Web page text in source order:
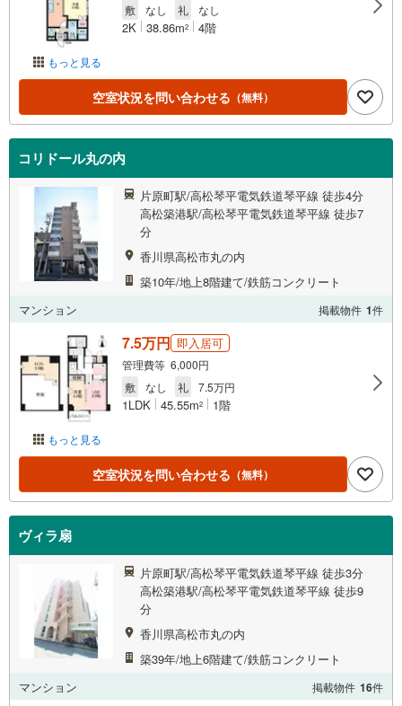
もっと見る
敷
なし 礼 なし
2K 38.86m2 4階
空室状況を問い合わせる （無料）
コリドール丸の内
片原町駅/高松琴平電気鉄道琴平線 徒歩4分
高松築港駅/高松琴平電気鉄道琴平線 徒歩7
分
香川県高松市丸の内
築10年/地上8階建て/鉄筋コンクリート
マンション
掲載物件 1件
もっと見る
7.5万円 即入居可
管理費等 6,000円
敷
なし 礼 7.5万円
1LDK 45.55m2 1階
空室状況を問い合わせる （無料）
ヴィラ扇
片原町駅/高松琴平電気鉄道琴平線 徒歩3分
高松築港駅/高松琴平電気鉄道琴平線 徒歩9
分
香川県高松市丸の内
築39年/地上6階建て/鉄筋コンクリート
マンション
掲載物件 16件